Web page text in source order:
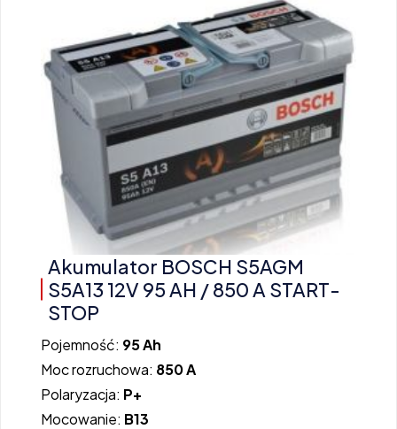
Akumulator BOSCH S5AGM
S5A13 12V 95 AH / 850 A START-
STOP
Pojemność: 95 Ah
Moc rozruchowa: 850 A
Polaryzacja: P+
Mocowanie: B13